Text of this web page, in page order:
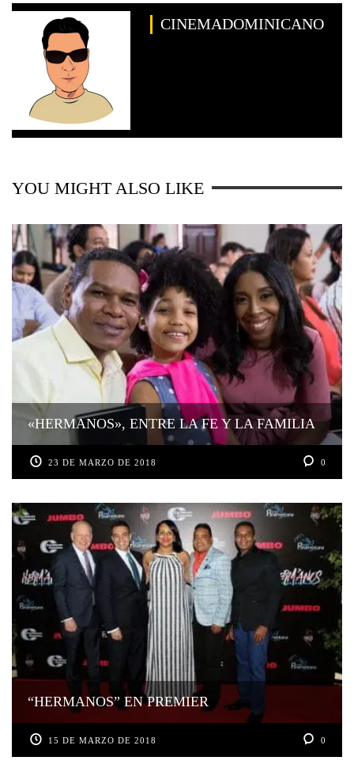
CINEMADOMINICANO
YOU MIGHT ALSO LIKE
«HERMANOS», ENTRE LA FE Y LA FAMILIA
23 DE MARZO DE 2018 0
“HERMANOS” EN PREMIER
15 DE MARZO DE 2018 0